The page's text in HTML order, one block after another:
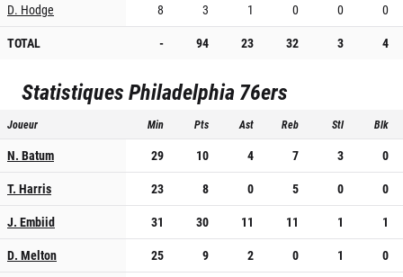
D. Hodge
8 3 1 0 0
0
TOTAL
- 94 23 32 3 4
StatistiquesPhiladelphia 76ers
Joueur Min Pts Ast Reb Stl Blk
N. Batum 29 10 4 7 3
0
T. Harris
23 8 0 5 0
0
J. Embiid
31 30 11 11 1
1
D. Melton
25 9 2 0 1
0